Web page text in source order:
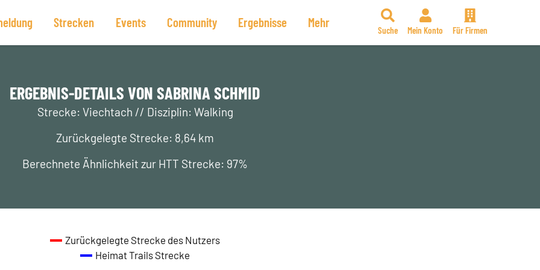
Strecken Events Community Ergebnisse Mehr
Suche Mein Konto Für Firmen
ERGEBNIS-DETAILS VON SABRINA SCHMID
Strecke: Viechtach // Disziplin: Walking
Zurückgelegte Strecke: 8,64 km
Berechnete Ähnlichkeit zur HTT Strecke: 97%
Zurückgelegte Strecke des Nutzers
Heimat Trails Strecke